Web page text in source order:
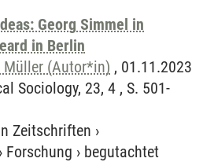
Georg Simmel in
in Berlin
(Autor*in) , 01.11.2023
Sociology, 23, 4 , S. 501-
Zeitschriften ›
› Forschung › begutachtet